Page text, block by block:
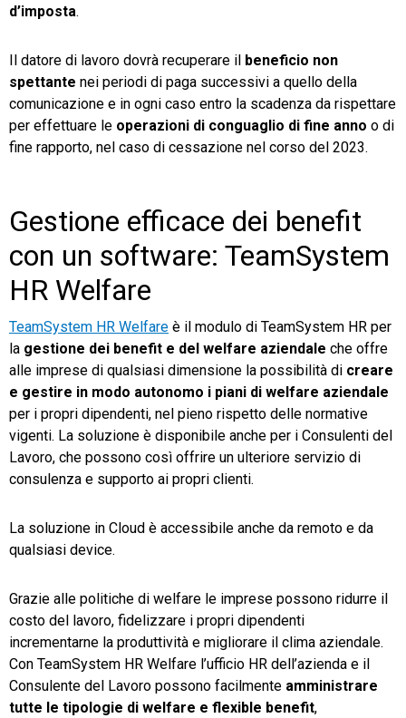
d’imposta.
Il datore di lavoro dovrà recuperare il beneficio non
spettante nei periodi di paga successivi a quello della
comunicazione e in ogni caso entro la scadenza da rispettare
per effettuare le operazioni di conguaglio di fine anno o di
fine rapporto, nel caso di cessazione nel corso del 2023.
Gestione efficace dei benefit
con un software: TeamSystem
HR Welfare
TeamSystem HR Welfare è il modulo di TeamSystem HR per
la gestione dei benefit e del welfare aziendale che offre
alle imprese di qualsiasi dimensione la possibilità di creare
e gestire in modo autonomo i piani di welfare aziendale
per i propri dipendenti, nel pieno rispetto delle normative
vigenti. La soluzione è disponibile anche per i Consulenti del
Lavoro, che possono così offrire un ulteriore servizio di
consulenza e supporto ai propri clienti.
La soluzione in Cloud è accessibile anche da remoto e da
qualsiasi device.
Grazie alle politiche di welfare le imprese possono ridurre il
costo del lavoro, fidelizzare i propri dipendenti
incrementarne la produttività e migliorare il clima aziendale.
Con TeamSystem HR Welfare l’ufficio HR dell’azienda e il
Consulente del Lavoro possono facilmente amministrare
tutte le tipologie di welfare e flexible benefit,